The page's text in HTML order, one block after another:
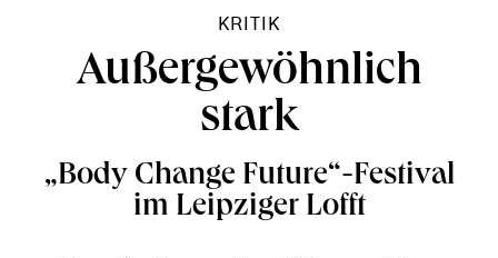
KRITIK
Außergewöhnlich
stark
„Body Change Future“-Festival
im Leipziger Lofft